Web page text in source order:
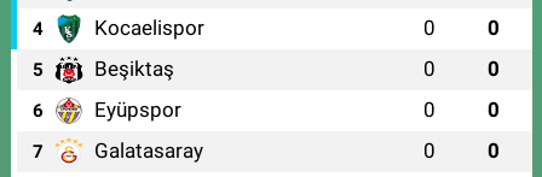
4 Kocaelispor 0 0
5 Beşiktaş 0 0
6 Eyüpspor 0 0
7 Galatasaray 0 0